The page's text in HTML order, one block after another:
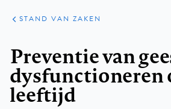
ARTIKELEN
PRAKTIJK
STAND VAN ZAKEN
Preventie van
dysfunctioneren
leeftijd